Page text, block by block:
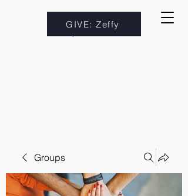
GIVE: Zeffy
Groups